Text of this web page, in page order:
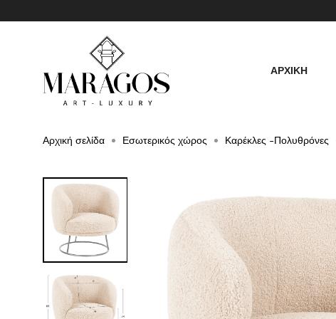
ΑΡΧΙΚΗ
Αρχική σελίδα Εσωτερικός χώρος Καρέκλες -Πολυθρόνες